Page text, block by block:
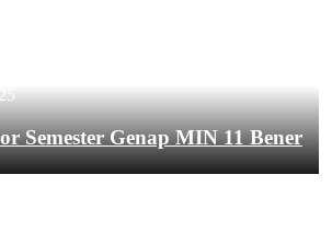
Semester Genap MIN 11 Bener